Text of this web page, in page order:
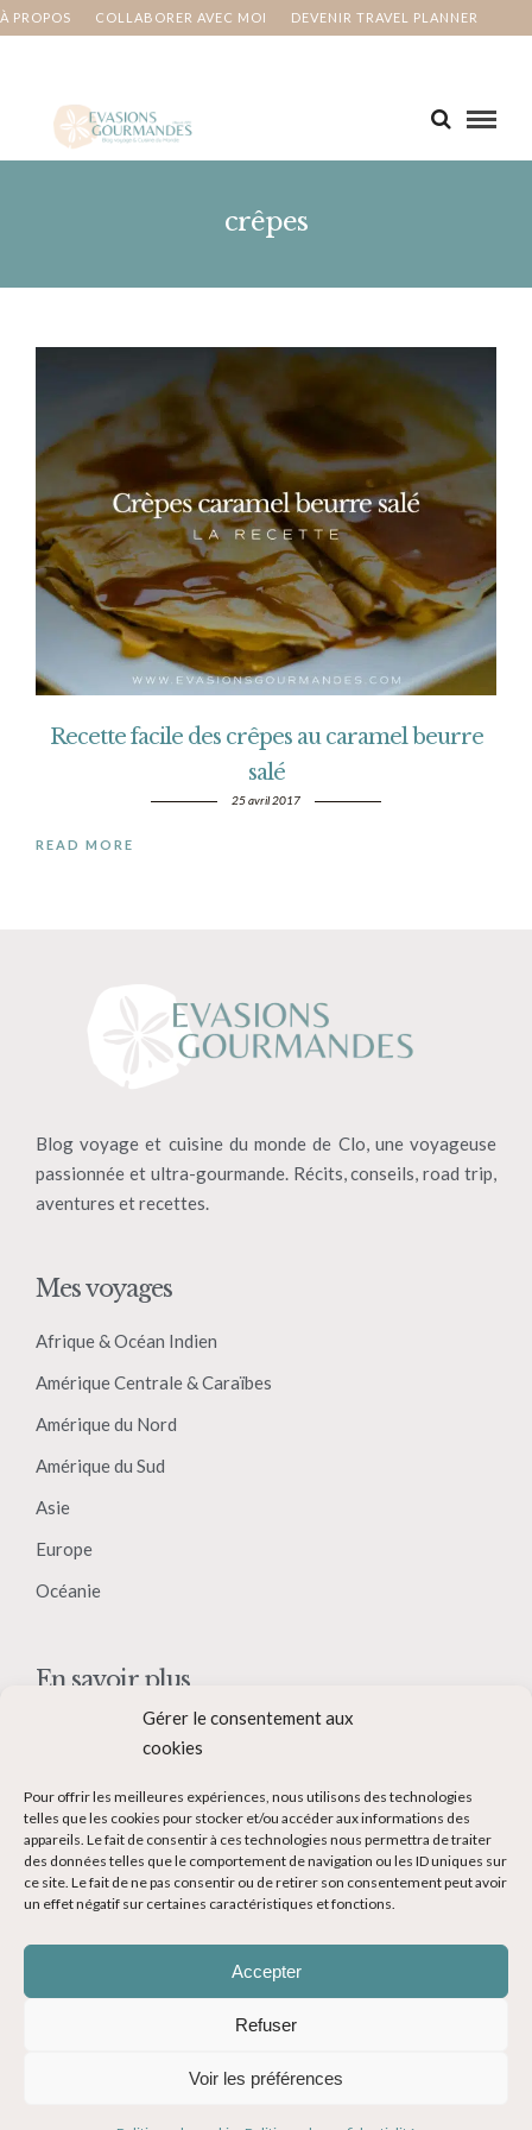
Gérer le consentement aux
cookies
Pour offrir les meilleures expériences, nous utilisons des technologies
telles que les cookies pour stocker et/ou accéder aux informations des
appareils. Le fait de consentir à ces technologies nous permettra de traiter
des données telles que le comportement de navigation ou les ID uniques sur
ce site. Le fait de ne pas consentir ou de retirer son consentement peut avoir
un effet négatif sur certaines caractéristiques et fonctions.
Accepter
Refuser
Voir les préférences
À PROPOS COLLABORER AVEC MOI DEVENIR TRAVEL PLANNER
crêpes
Recette facile des crêpes au caramel beurre
salé
25 avril 2017
READ MORE
Blog voyage et cuisine du monde de Clo, une voyageuse
passionnée et ultra-gourmande. Récits, conseils, road trip,
aventures et recettes.
Mes voyages
Afrique & Océan Indien
Amérique Centrale & Caraïbes
Amérique du Nord
Amérique du Sud
Asie
Europe
Océanie
En savoir plus
Contact
Devenir Blogueur voyage
Ma Bucket List
© Copyright 2014-2024 - Evasions Gourmandes Blog Voyage - Tous